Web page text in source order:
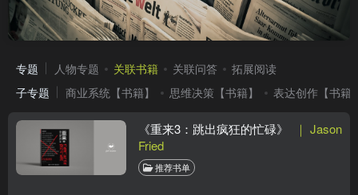
专题 人物专题 关联书籍 关联问答
拓展阅读
子专题
商业系统【书籍】 思维决策【书籍】 表达创作【书籍
《重来3：跳出疯狂的忙碌》
｜ Jason
Fried
推荐书单